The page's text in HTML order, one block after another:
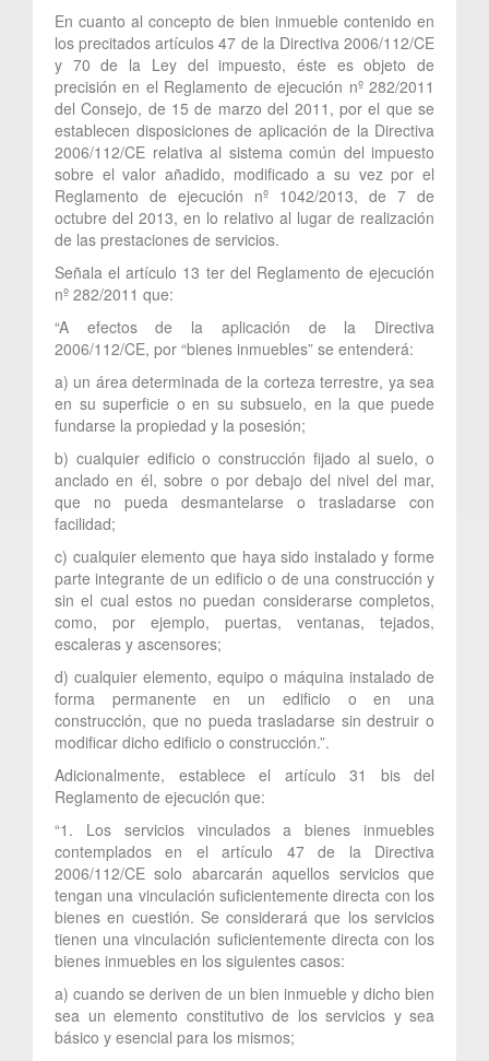
En cuanto al concepto de bien inmueble contenido en
los precitados artículos 47 de la Directiva 2006/112/CE
y 70 de la Ley del impuesto, éste es objeto de
precisión en el Reglamento de ejecución nº 282/2011
del Consejo, de 15 de marzo del 2011, por el que se
establecen disposiciones de aplicación de la Directiva
2006/112/CE relativa al sistema común del impuesto
sobre el valor añadido, modificado a su vez por el
Reglamento de ejecución nº 1042/2013, de 7 de
octubre del 2013, en lo relativo al lugar de realización
de las prestaciones de servicios.
Señala el artículo 13 ter del Reglamento de ejecución
nº 282/2011 que:
“A efectos de la aplicación de la Directiva
2006/112/CE, por “bienes inmuebles” se entenderá:
a) un área determinada de la corteza terrestre, ya sea
en su superficie o en su subsuelo, en la que puede
fundarse la propiedad y la posesión;
b) cualquier edificio o construcción fijado al suelo, o
anclado en él, sobre o por debajo del nivel del mar,
que no pueda desmantelarse o trasladarse con
facilidad;
c) cualquier elemento que haya sido instalado y forme
parte integrante de un edificio o de una construcción y
sin el cual estos no puedan considerarse completos,
como, por ejemplo, puertas, ventanas, tejados,
escaleras y ascensores;
d) cualquier elemento, equipo o máquina instalado de
forma permanente en un edificio o en una
construcción, que no pueda trasladarse sin destruir o
modificar dicho edificio o construcción.”.
Adicionalmente, establece el artículo 31 bis del
Reglamento de ejecución que:
“1. Los servicios vinculados a bienes inmuebles
contemplados en el artículo 47 de la Directiva
2006/112/CE solo abarcarán aquellos servicios que
tengan una vinculación suficientemente directa con los
bienes en cuestión. Se considerará que los servicios
tienen una vinculación suficientemente directa con los
bienes inmuebles en los siguientes casos:
a) cuando se deriven de un bien inmueble y dicho bien
sea un elemento constitutivo de los servicios y sea
básico y esencial para los mismos;